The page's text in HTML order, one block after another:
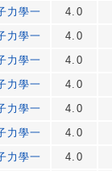
力學一
4.0
力學一
4.0
力學一
4.0
力學一
4.0
力學一
4.0
力學一
4.0
力學一
4.0